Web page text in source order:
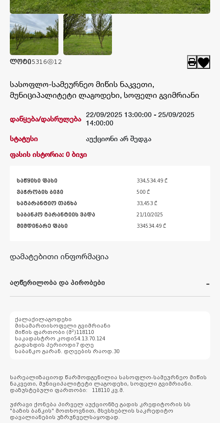
კატალოგი
შედეგები
ლოტი5316 12
სასოფლო-სამეურნეო მიწის ნაკვეთი,
მუნიციპალიტეტი ლაგოდეხი, სოფელი გვიმრიანი
დაწყება/დასრულება 22/09/2025 13:00:00 - 25/09/2025
14:00:00
სტატუსი
აუქციონი არ შედგა
ფასის ისტორია: 0 ბიჯი
საწყისი ფასი 334,534.49 ₾
ვაჭრობის ბიჯი 500 ₾
საგარანტიო თანხა 33,453 ₾
საბანკო გარანტიის ვადა 21/10/2025
მიმდინარე ფასი 334534.49 ₾
დამატებითი ინფორმაცია
აღწერილობა და პირობები
ქალაქილაგოდეხი
მისამართისოფელი გვიმრიანი
მიწის ფართობი (მ2 )118110
საკადასტრო კოდი54.13.70.124
გადახდის პერიოდი7 დღე
საბანკო გარან. დღეების რაოდ. 30
სარეალიზაციოდ წარმოდგენილია სასოფლო-სამეურნეო მიწის
ნაკვეთი, მუნიციპალიტეტი ლაგოდეხი, სოფელი გვიმრიანი.
დაზუსტებული ფართობი: 118110 კვ.მ.
უძრავი ქონება პირველ აუქციონზე გადის კრედიტორის სს
"ბაზის ბანკის" მოთხოვნით, მსესხებლის საკრედიტო
დავალიანების უზრუნველსაყოფად.